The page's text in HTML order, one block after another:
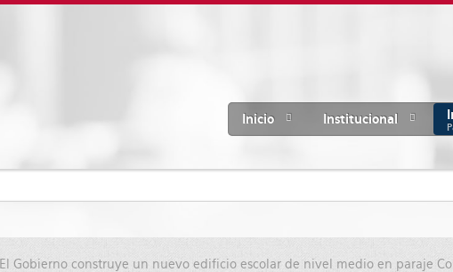
Inicio Institucional
El Gobierno construye un nuevo edificio escolar de nivel medio en paraje